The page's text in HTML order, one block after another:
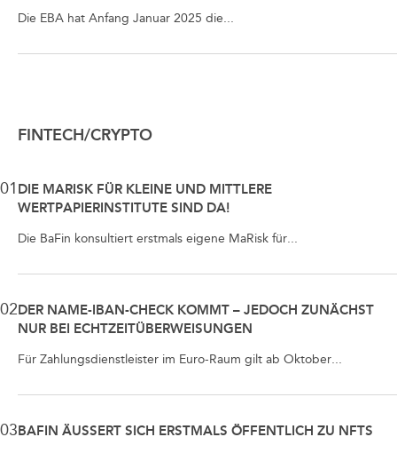
Die EBA hat Anfang Januar 2025 die...
FINTECH/CRYPTO
01 DIE MARISK FÜR KLEINE UND MITTLERE
WERTPAPIERINSTITUTE SIND DA!
Die BaFin konsultiert erstmals eigene MaRisk für...
02 DER NAME-IBAN-CHECK KOMMT – JEDOCH ZUNÄCHST
NUR BEI ECHTZEITÜBERWEISUNGEN
Für Zahlungsdienstleister im Euro-Raum gilt ab Oktober...
03 BAFIN ÄUSSERT SICH ERSTMALS ÖFFENTLICH ZU NFTS